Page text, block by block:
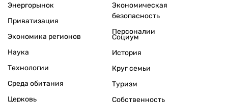
Энергорынок
Приватизация
Экономика регионов
Экономическая
безопасность
Персоналии
Наука
Технологии
Среда обитания
Церковь
Социум
История
Круг семьи
Туризм
Собственность